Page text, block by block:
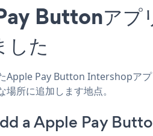
Buttonアプ
した
Apple Pay Button Intershopア
場所に追加します地点。
a Apple Pay